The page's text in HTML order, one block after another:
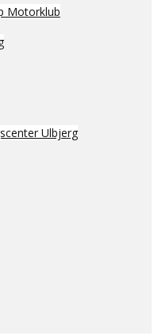
Motorklub
Ulbjerg